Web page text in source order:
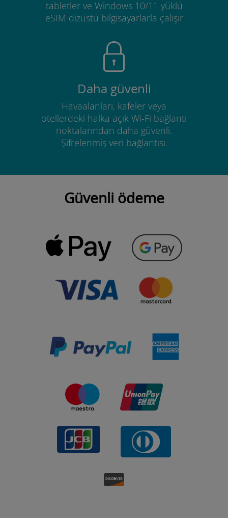
tabletler ve Windows 10/11 yüklü
eSIM dizüstü bilgisayarlarla çalışır
Daha güvenli
Havaalanları, kafeler veya
otellerdeki halka açık Wi-Fi bağlantı
noktalarından daha güvenli.
Şifrelenmiş veri bağlantısı.
Güvenli ödeme